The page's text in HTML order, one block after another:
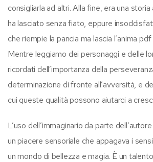
consigliarla ad altri. Alla fine, era una
ha lasciato senza fiato, eppure
che riempie la pancia ma lascia l’anima
Mentre leggiamo dei personaggi e delle
ricordati dell’importanza della
determinazione di fronte all’avversità, e
cui queste qualità possono aiutarci a
L’uso dell’immaginario da parte
un piacere sensoriale che appagava i
un mondo di bellezza e magia. È un